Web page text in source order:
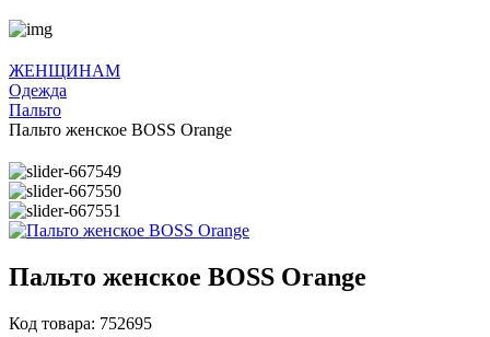
ЖЕНЩИНАМ
Одежда
Пальто
Пальто женское BOSS Orange
Пальто женское BOSS Orange
Код товара: 752695